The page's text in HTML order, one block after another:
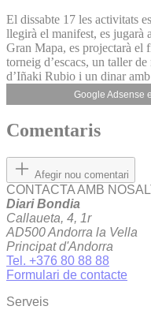
El dissabte 17 les activitats
llegirà el manifest, es jugarà
Gran Mapa, es projectarà el
torneig d’escacs, un taller
d’Iñaki Rubio i un dinar
Google Adsense
Comentaris
Afegir nou comentari
CONTACTA AMB
Diari Bondia
Callaueta, 4, 1r
AD500 Andorra la Vella
Principat d'Andorra
Tel. +376 80 88 88
Formulari de contacte
Serveis